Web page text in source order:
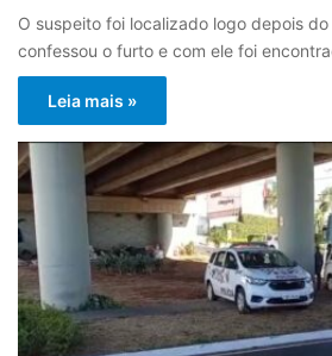
O suspeito foi localizado logo depois
confessou o furto e com ele foi
Leia mais »